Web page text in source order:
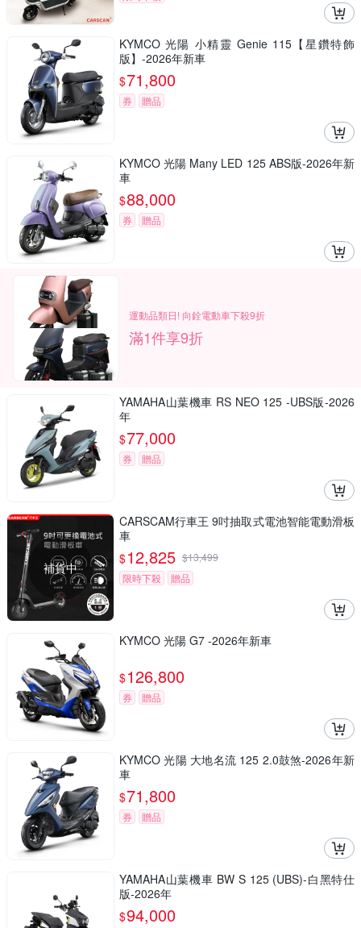
KYMCO 光陽 小精靈 Genie 115【星鑽特飾
版】-2026年新車
$71,800
券 贈品
KYMCO 光陽 Many LED 125 ABS版-2026年新
車
$88,000
券 贈品
運動品類日! 向銓電動車下殺9折
滿1件享9折
YAMAHA山葉機車 RS NEO 125 -UBS版-2026
年
$77,000
券 贈品
補貨中
CARSCAM行車王 9吋抽取式電池智能電動滑板
車
$12,825 $13,499
限時下殺
贈品
KYMCO 光陽 G7 -2026年新車
$126,800
券 贈品
KYMCO 光陽 大地名流 125 2.0鼓煞-2026年新
車
$71,800
券 贈品
YAMAHA山葉機車 BW S 125 (UBS)-白黑特仕
版-2026年
$94,000